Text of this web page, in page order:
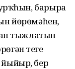
барырға
йөрөмәһен,
тыжлатып
теге
бер